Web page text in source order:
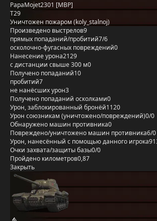
PapaMojet2301 [MBP]
T29
Уничтожен пожаром (koly_stalnoj)
Произведено выстрелов9
прямых попаданий/пробитий7/6
осколочно-фугасных повреждений0
Нанесение урона2129
с дистанции свыше 300 м0
Получено попаданий10
пробитий7
не нанёсших урон3
Получено попаданий осколками0
Урон, заблокированный бронёй1120
Урон союзникам (уничтожено/повреждений)0/0
Обнаружено машин противника0
Повреждено/уничтожено машин противника6/0
Урон, нанесённый с помощью данного игрока
Очки захвата/защиты базы0/0
Пройдено километров0,87
Закрыть